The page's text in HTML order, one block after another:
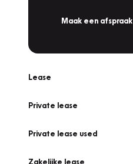
Maak een afspraak
Lease
Private lease
Private lease used
Zakelijke lease